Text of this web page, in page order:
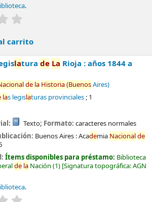
.
carrito
laturade La Rioja : años 1844 a
de la Historia(BuenosAires)
las legislaturas provinciales; 1
Texto; Formato: caracteres normales
Buenos Aires :Academia Nacionalde
Ítems disponibles para préstamo: Biblioteca
de la Nación (1) Signatura topográfica:AGN
.